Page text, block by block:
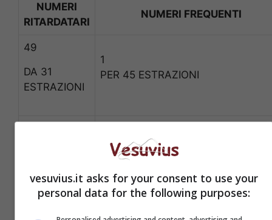
NUMERI
RITARDATARI
NUMERI FREQUENTI
49
DA 31
ESTRAZIONI
1
PER 45 ESTRAZIONI
DA 30
vesuvius.it asks for your consent to use your
personal data for the following purposes: